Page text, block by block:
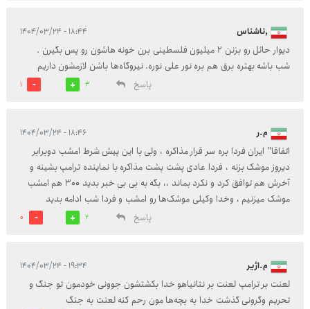
,ناشناس ۱۸:۴۴ - ۱۴۰۴/۰۳/۲۴
دیوار حائل رو بزنن ۲ میلیون فلسطینی برن خونه هاشون رو پس بگیرن .
شب باشه بهتره برق هم بره نور علی نوره. نیروگاه‌ها باشن لازمشون داریم
پاسخ
3
1
م.ر ۱۸:۴۶ - ۱۴۰۴/۰۳/۲۴
اتفاقا" ایران فردا بره سر قرار مذاکره ، ولی با این پیش شرط امشب دوبرابر
دیروز موشک بزنه ، فردا عادی پشت پشت مذاکره با نماینده ترامپ بشینه و
آخرش هم توافق کرد و نکرد بماند ،، بگه به بی بی خبر بدید ۳۰۰ هم امشب
موشک میزنیم ، وخدا وکیلی موشک‌ها رو امشب و فردا شب ادامه بدید‌
پاسخ
2
0
م‌.اژیر ۱۹:۳۴ - ۱۴۰۴/۰۳/۲۴
لعنت بر ترامپ لعنت بر نتانیاهو خدا بکشتشون جوونی خودمون تو جنگ و
تحریم وگرونی گذشت خدا به بچه‌ها مون رحم کنه لعنت به جنگ